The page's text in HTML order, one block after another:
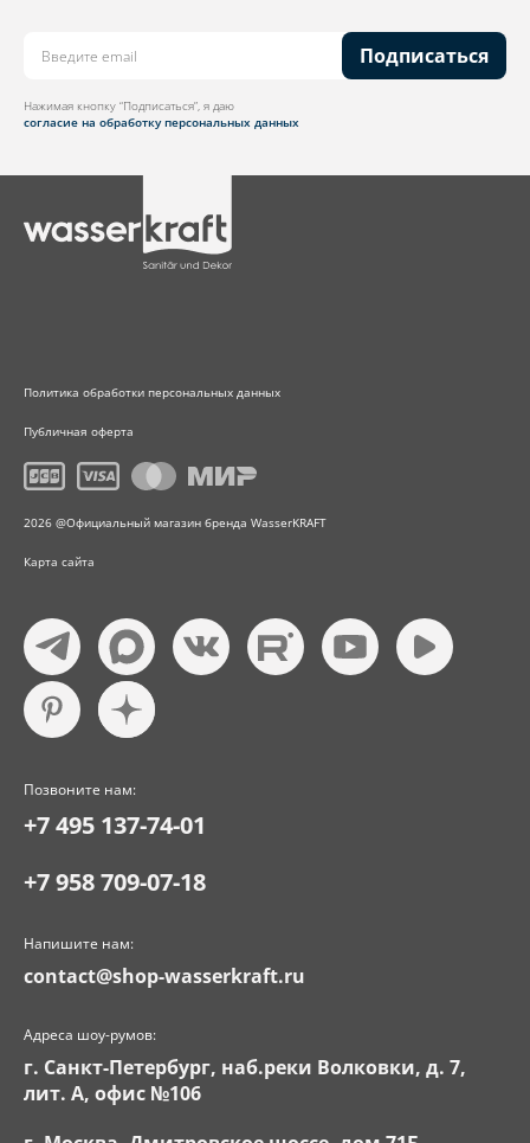
Подписаться
Нажимая кнопку “Подписаться”, я даю
согласие на обработку персональных данных
Политика обработки персональных данных
Публичная оферта
2026 @Официальный магазин бренда WasserKRAFT
Карта сайта
Позвоните нам:
+7 495 137-74-01
+7 958 709-07-18
Напишите нам:
contact@shop-wasserkraft.ru
Адреса шоу-румов:
г. Санкт-Петербург, наб.реки Волковки, д. 7,
лит. А, офис №106